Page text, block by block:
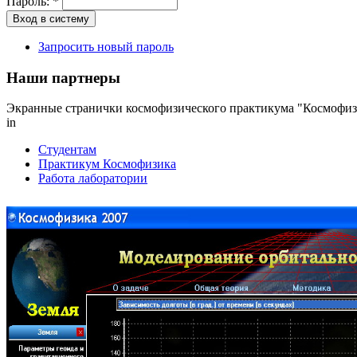
Запросить новый пароль
Наши партнеры
Экранные странички космофизического практикума
in
Студентам
Практикум Космофизика
Работа лаборатории